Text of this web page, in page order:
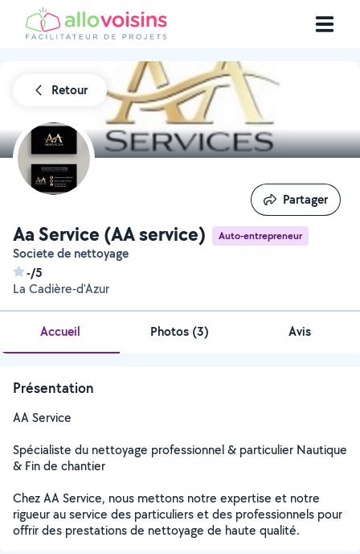
Retour
Aa Service (AA service) Auto-entrepreneur
Societe de nettoyage
-/5
La Cadière-d'Azur
Partager
Partager
Accueil Photos (3) Avis
Présentation
AA Service
Spécialiste du nettoyage professionnel & particulier Nautique
& Fin de chantier
Chez AA Service, nous mettons notre expertise et notre
rigueur au service des particuliers et des professionnels pour
offrir des prestations de nettoyage de haute qualité.